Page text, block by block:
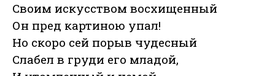
Своим искусством восхищенный
Он пред картиною упал!
Но скоро сей порыв чудесный
Слабел в груди его младой,